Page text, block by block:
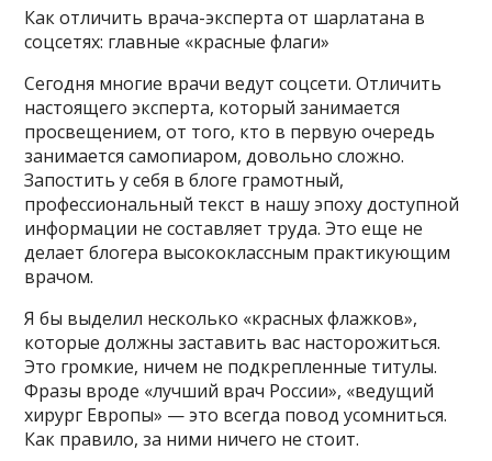
Как отличить врача-эксперта от шарлатана в
соцсетях: главные «красные флаги»
Сегодня многие врачи ведут соцсети. Отличить
настоящего эксперта, который занимается
просвещением, от того, кто в первую очередь
занимается самопиаром, довольно сложно.
Запостить у себя в блоге грамотный,
профессиональный текст в нашу эпоху доступной
информации не составляет труда. Это еще не
делает блогера высококлассным практикующим
врачом.
Я бы выделил несколько «красных флажков»,
которые должны заставить вас насторожиться.
Это громкие, ничем не подкрепленные титулы.
Фразы вроде «лучший врач России», «ведущий
хирург Европы» — это всегда повод усомниться.
Как правило, за ними ничего не стоит.